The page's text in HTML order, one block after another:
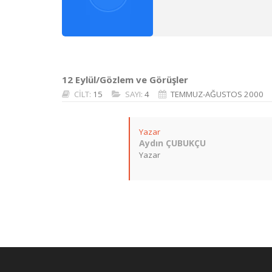
12 Eylül/Gözlem ve Görüşler
CİLT: 15 SAYI: 4 TEMMUZ-AĞUSTOS 2000
Yazar
Aydın ÇUBUKÇU
Yazar